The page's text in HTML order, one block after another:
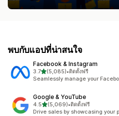
พบกับแอปที่น่าสนใจ
Facebook & Instagram
3.7เต็ม 5 ดาว
(5,085)
ทั้งหมด 5085 รีวิว
•ติดตั้งฟรี
Seamlessly manage your
Google & YouTube
4.5เต็ม 5 ดาว
(5,069)
ทั้งหมด 5069 รีวิว
•ติดตั้งฟรี
Drive sales by showcasing your